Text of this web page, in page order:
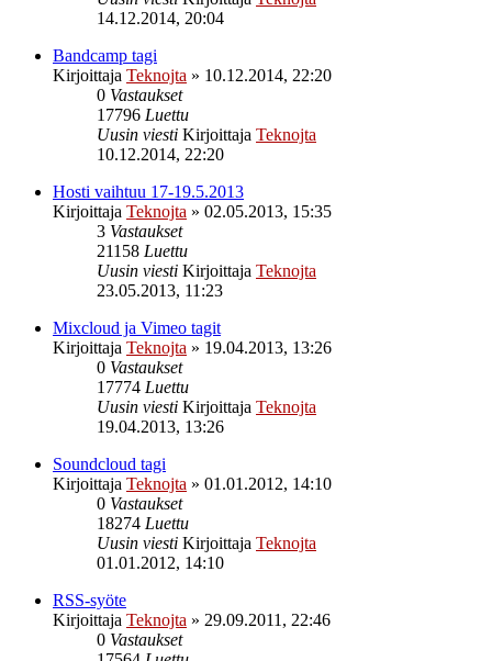
14.12.2014, 20:04
Bandcamp tagi
Kirjoittaja Teknojta » 10.12.2014, 22:20
0 Vastaukset
17796 Luettu
Uusin viesti Kirjoittaja Teknojta
10.12.2014, 22:20
Hosti vaihtuu 17-19.5.2013
Kirjoittaja Teknojta » 02.05.2013, 15:35
3 Vastaukset
21158 Luettu
Uusin viesti Kirjoittaja Teknojta
23.05.2013, 11:23
Mixcloud ja Vimeo tagit
Kirjoittaja Teknojta » 19.04.2013, 13:26
0 Vastaukset
17774 Luettu
Uusin viesti Kirjoittaja Teknojta
19.04.2013, 13:26
Soundcloud tagi
Kirjoittaja Teknojta » 01.01.2012, 14:10
0 Vastaukset
18274 Luettu
Uusin viesti Kirjoittaja Teknojta
01.01.2012, 14:10
RSS-syöte
Kirjoittaja Teknojta » 29.09.2011, 22:46
0 Vastaukset